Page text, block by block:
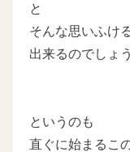
と
そんな思いふけ
出来るのでしょ
というのも
直ぐに始まるこ